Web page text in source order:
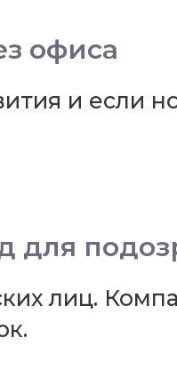
офиса
и если
для
лиц.